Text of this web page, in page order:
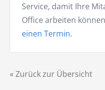
« Zurück zur Übersicht
Service, damit Ihre
Office arbeiten
einen Termin.